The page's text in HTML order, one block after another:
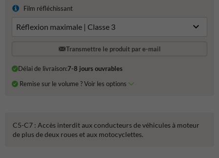
Film réfléchissant
Transmettre le produit par e-mail
Délai de livraison:7-8 jours ouvrables
Remise sur le volume ? Voir les options
C5-C7 : Accès interdit aux conducteurs de véhicules à moteur
de plus de deux roues et aux motocyclettes.